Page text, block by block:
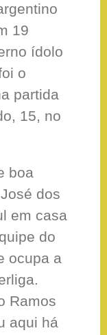
19
ídolo
o
partida
15, no
boa
dos
em casa
do
ocupa a
Ramos
aqui há